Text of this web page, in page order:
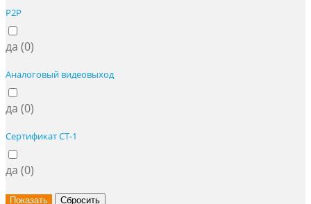
P2P
да (0)
Аналоговый видеовыход
да (0)
Сертификат СТ-1
да (0)